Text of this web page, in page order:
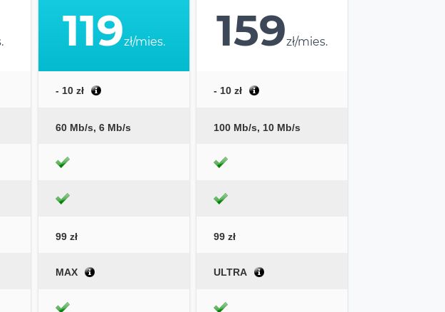
119zł/mies.
- 10 zł
60 Mb/s, 6 Mb/s
99 zł
MAX
159zł/mies.
- 10 zł
100 Mb/s, 10 Mb/s
99 zł
ULTRA